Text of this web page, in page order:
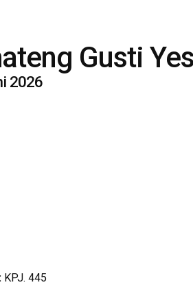
Gusti
2026
KPJ­­­­­­­­­­­. 445